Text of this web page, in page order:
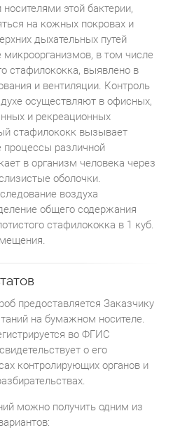
этой бактерии,
на кожных покровах и
дыхательных путей
в том числе
стафилококка, выявлено в
и вентиляции. Контроль
осуществляют в офисных,
и рекреационных
стафилококк вызывает
процессы различной
в организм человека через
оболочки.
воздуха
общего содержания
стафилококка в 1 куб.
предоставляется Заказчику
на бумажном носителе.
во ФГИС
о его
контролирующих органов и
можно получить одним из